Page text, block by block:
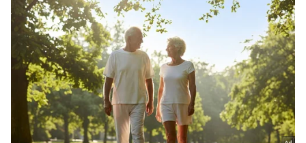
'ഞാൻ വീട്ടിൽ നിന്നും പുറത്തായി ഗയ്സ്',